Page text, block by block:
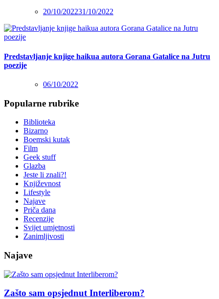
20/10/202231/10/2022
Predstavljanje knjige haikua autora Gorana Gatalice na Jutru
poezije
06/10/2022
Popularne rubrike
Biblioteka
Bizarno
Boemski kutak
Film
Geek stuff
Glazba
Jeste li znali?!
Književnost
Lifestyle
Najave
Priča dana
Recenzije
Svijet umjetnosti
Zanimljivosti
Najave
Zašto sam opsjednut Interliberom?